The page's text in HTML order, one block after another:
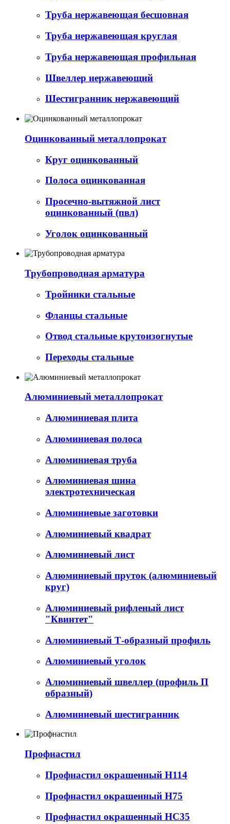
Труба нержавеющая бесшовная
Труба нержавеющая круглая
Труба нержавеющая профильная
Швеллер нержавеющий
Шестигранник нержавеющий
Оцинкованный металлопрокат
Круг оцинкованный
Полоса оцинкованная
Просечно-вытяжной лист
оцинкованный (пвл)
Уголок оцинкованный
Трубопроводная арматура
Тройники стальные
Фланцы стальные
Отвод стальные крутоизогнутые
Переходы стальные
Алюминиевый металлопрокат
Алюминиевая плита
Алюминиевая полоса
Алюминиевая труба
Алюминиевая шина
электротехническая
Алюминиевые заготовки
Алюминиевый квадрат
Алюминиевый лист
Алюминиевый пруток (алюминиевый
круг)
Алюминиевый рифленый лист
"Квинтет"
Алюминиевый Т-образный профиль
Алюминиевый уголок
Алюминиевый швеллер (профиль П
образный)
Алюминиевый шестигранник
Профнастил
Профнастил окрашенный Н114
Профнастил окрашенный Н75
Профнастил окрашенный НС35